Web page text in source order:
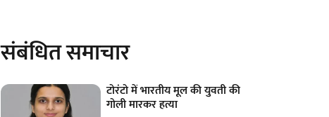
संबंधित समाचार
टोरंटो में भारतीय मूल की युवती की
गोली मारकर हत्या